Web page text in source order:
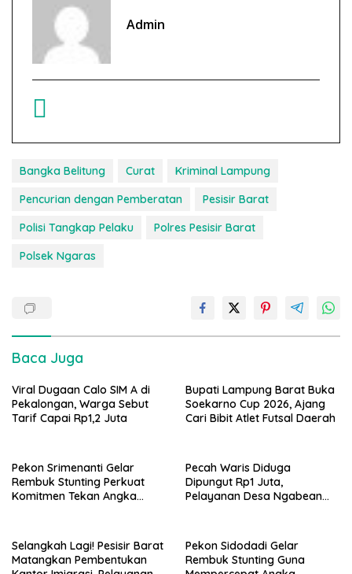
Admin
Bangka Belitung Curat
Kriminal Lampung
Pencurian dengan Pemberatan
Pesisir Barat
Polisi Tangkap Pelaku
Polres Pesisir Barat
Polsek Ngaras
Baca Juga
Viral Dugaan Calo SIM A di
Pekalongan, Warga Sebut
Tarif Capai Rp1,2 Juta
Bupati Lampung Barat Buka
Soekarno Cup 2026, Ajang
Cari Bibit Atlet Futsal Daerah
Pekon Srimenanti Gelar
Rembuk Stunting Perkuat
Komitmen Tekan Angka
Pecah Waris Diduga
Dipungut Rp1 Juta,
Pelayanan Desa Ngabean
Selangkah Lagi! Pesisir Barat
Matangkan Pembentukan
Pekon Sidodadi Gelar
Rembuk Stunting Guna